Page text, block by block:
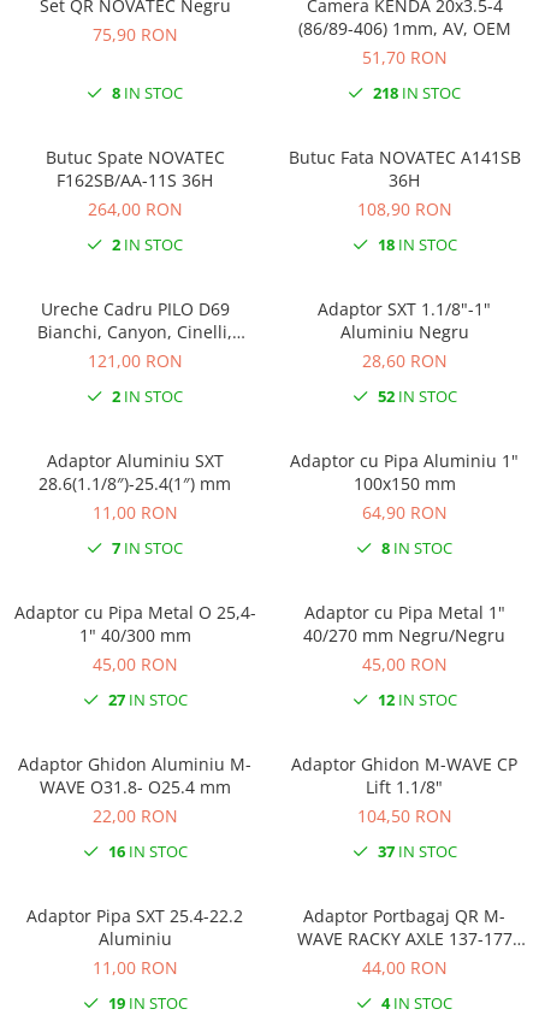
Cosuri pentru Biciclete
Pedale
Pedale SPD
Accesorii Pedale
Protectii Cadru
Antifurturi
Aparatori noroi
Oglinda
Diverse
Accesorii Remorca
Roti ajutatoare
Scaune pentru Copii
ZA Missinglink
Spacere/Axe Butuci/Rulmenti
Camere de bicicleta
Accesorii Camere
Capete Cablu si Manta
Accesorii Frane Hidraulice
Distantiere
Thru Axle
Saboti Frana
Roti Spate
Set Roti
Suspensii Spate
Butuci Roata
Schimbator Pinioane
Schimbator Foi
Manete Schimbator
Jante
Angrenaje
Ureche cadru
Ochelari
Set QR NOVATEC Negru
75,90 RON
8 IN STOC
Camera KENDA 20x3.5-4
(86/89-406) 1mm, AV, OEM
51,70 RON
218 IN STOC
Butuc Spate NOVATEC
F162SB/AA-11S 36H
264,00 RON
2 IN STOC
Butuc Fata NOVATEC A141SB
36H
108,90 RON
18IN STOC
Ureche Cadru PILO D69
Bianchi, Canyon, Cinelli,
Haibike, Kona, Ridley,
121,00 RON
2 IN STOC
Adaptor SXT 1.1/8"-1"
Aluminiu Negru
28,60 RON
52IN STOC
Adaptor Aluminiu SXT
28.6(1.1/8″)-25.4(1″) mm
11,00 RON
7 IN STOC
Adaptor cu Pipa Aluminiu 1"
100x150 mm
64,90 RON
8 IN STOC
Adaptor cu Pipa Metal O 25,4-
1" 40/300 mm
45,00 RON
27IN STOC
Adaptor cu Pipa Metal 1"
40/270 mm Negru/Negru
45,00 RON
12IN STOC
Adaptor Ghidon Aluminiu M-
WAVE O31.8- O25.4 mm
22,00 RON
16IN STOC
Adaptor Ghidon M-WAVE CP
Lift 1.1/8"
104,50 RON
37IN STOC
Adaptor Pipa SXT 25.4-22.2
Aluminiu
11,00 RON
19IN STOC
Adaptor Portbagaj QR M-
WAVE RACKY AXLE 137-177
mm
44,00 RON
4IN STOC